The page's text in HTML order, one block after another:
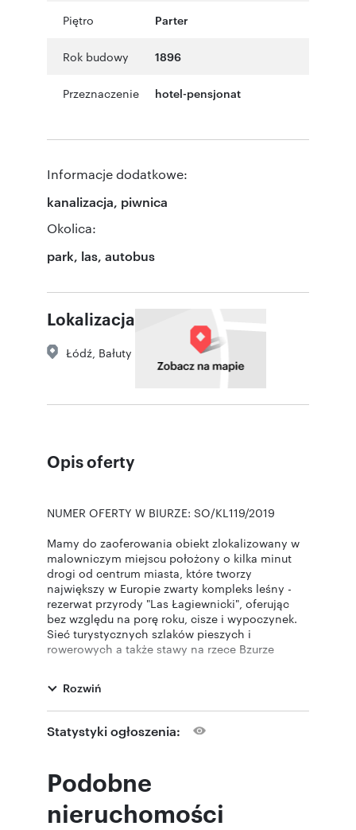
Piętro Parter
Rok budowy 1896
Przeznaczenie hotel-pensjonat
Informacje dodatkowe:
kanalizacja, piwnica
Okolica:
park, las, autobus
Lokalizacja
Łódź Bałuty
Opis oferty
NUMER OFERTY W BIURZE: SO/KL119/2019
Mamy do zaoferowania obiekt zlokalizowany w
malowniczym miejscu położony o kilka minut
drogi od centrum miasta, które tworzy
największy w Europie zwarty kompleks leśny -
rezerwat przyrody "Las Łagiewnicki", oferując
bez względu na porę roku, cisze i wypoczynek.
Sieć turystycznych szlaków pieszych i
rowerowych a także stawy na rzece Bzurze
Na terenie gruntu o powierzchni 3919 m2, w
tym własność prywatna 2609 m2 posadowiony
jest XIX wieczny pałacyk o funkcji mieszkalno-
Miejskiego 1310 m2 (teren dzierżawiony w
(własność + dzierżawa) ogrodzona płotem,
Rozwiń
Statystyki ogłoszenia:
Podobne
nieruchomości